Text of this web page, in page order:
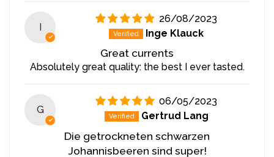
Gebäck mit einem einzigartigen Geschmacksakzent
bereichert.
Vorschläge für die Verwendung:
von Nature Gift sind ein hochwertiges Produkt, das man
pur als energiespendenden Snack genießen oder
verschiedenen Gerichten hinzufügen kann. Sie eignen
sich perfekt, um Ihr morgendliches Müsli oder Ihren
Joghurt mit einem spritzigen und süßen Geschmack zu
26/08/2023
Inge Klauck
Great currents
Absolutely great quality: the best I ever tasted.
G
06/05/2023
Gertrud Lang
Die getrockneten schwarzen
Johannisbeeren sind super!